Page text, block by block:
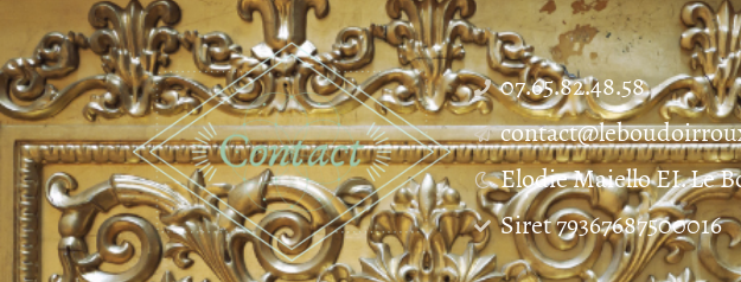
07.65.82.48.58
Elodie Maiello EI. Le
Siret 79367687500016